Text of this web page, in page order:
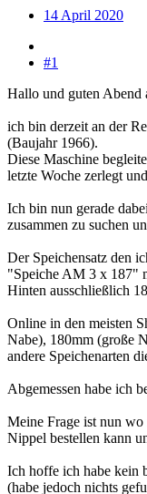
14 April 2020
#1
Hallo und guten Abend
ich bin derzeit an der
(Baujahr 1966).
Diese Maschine
letzte Woche zerlegt
Ich bin nun gerade
zusammen zu suchen
Der Speichensatz den
"Speiche AM 3 x 187"
Hinten ausschließlich
Online in den meisten
Nabe), 180mm (große
andere Speichenarten
Abgemessen habe ich
Meine Frage ist nun wo
Nippel bestellen kann
Ich hoffe ich habe kein
(habe jedoch nichts